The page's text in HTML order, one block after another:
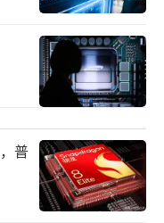
可以轻松实现多
置在房间内，简
斯提到，当音箱
会望而却步。因
十款新品，所有
。
普